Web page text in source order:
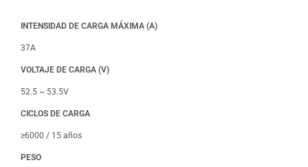
INTENSIDAD DE CARGA MÁXIMA (A)
37A
VOLTAJE DE CARGA (V)
52.5 ~ 53.5V
CICLOS DE CARGA
≥6000 / 15 años
PESO